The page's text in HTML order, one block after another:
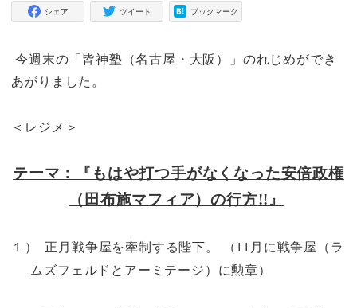
シェア ツイート ブックマーク
今週末の「皆神塾（名古屋・大阪）」のれじめができ
あがりました。
＜レジメ＞
テーマ：『もはや打つ手がなくなった安倍政権
（田布施マフィア）の行方!!』
１） 正月戦争屋を牽制する陛下。 （11 月に戦争屋（ラ
ムズフェルドとアーミテージ）に勲章）